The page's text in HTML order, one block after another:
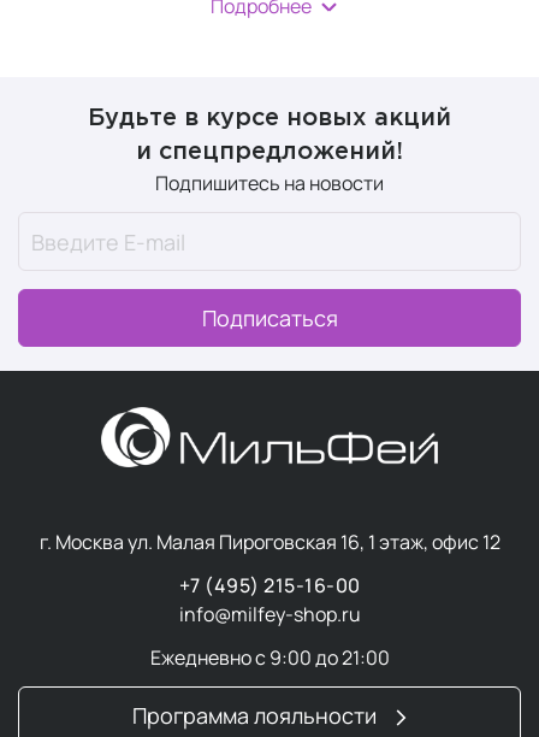
Электробритвы (шейверы) и
позволяет бриться без использования пены или геля.
Виды
сеточные — с тонкой режущей сеткой
Современные модели шейверов оснащены:
индикацией заряда
плавающими головками
Электробритвы подходят для чувствительной кожи,
так как не срезают волосы под корень и
регулярной очистки и смазки.
Подробнее
Будьте в курсе новых акций
и спецпредложений!
Подпишитесь на новости
Подписаться
г. Москва ул. Малая Пироговская 16, 1 этаж, офис 12
+7 (495) 215-16-00
info@milfey-shop.ru
Ежедневно с 9:00 до 21:00
Программа лояльности